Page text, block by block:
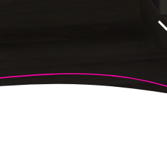
Fisioalcón. Construido